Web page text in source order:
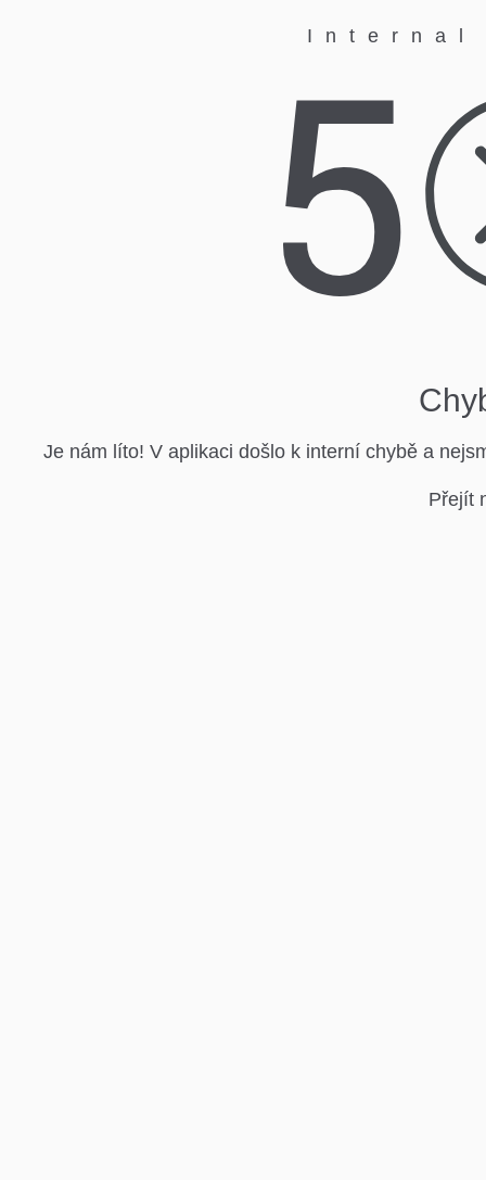
Internal
Je nám líto! V aplikaci došlo k interní chybě a
Přejít